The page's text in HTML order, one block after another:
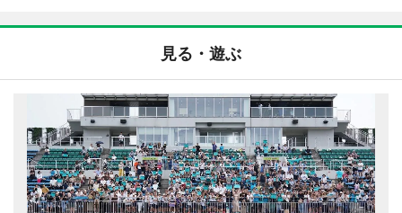
見る・遊ぶ